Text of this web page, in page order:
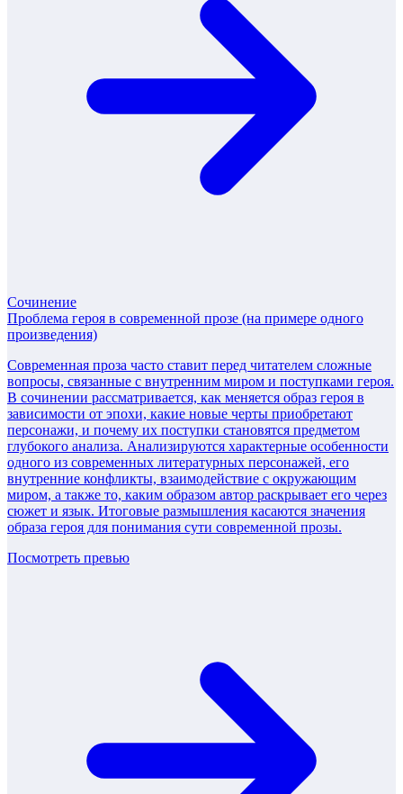
Сочинение
Проблема героя в современной прозе (на примере одного
произведения)
Современная проза часто ставит перед читателем сложные
вопросы, связанные с внутренним миром и поступками героя.
В сочинении рассматривается, как меняется образ героя в
зависимости от эпохи, какие новые черты приобретают
персонажи, и почему их поступки становятся предметом
глубокого анализа. Анализируются характерные особенности
одного из современных литературных персонажей, его
внутренние конфликты, взаимодействие с окружающим
миром, а также то, каким образом автор раскрывает его через
сюжет и язык. Итоговые размышления касаются значения
образа героя для понимания сути современной прозы.
Посмотреть превью